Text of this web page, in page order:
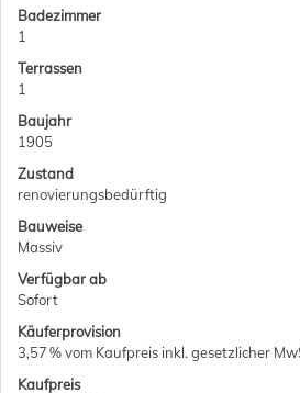
Badezimmer
1
Terrassen
1
Baujahr
1905
Zustand
renovierungsbedürftig
Bauweise
Massiv
Verfügbar ab
Sofort
Käufer­provision
3,57 % vom Kaufpreis inkl. gesetzlicher
Kaufpreis